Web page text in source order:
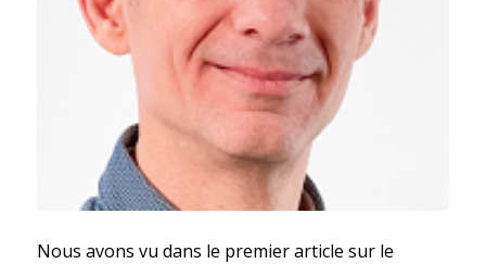
Nous avons vu dans le premier article sur le